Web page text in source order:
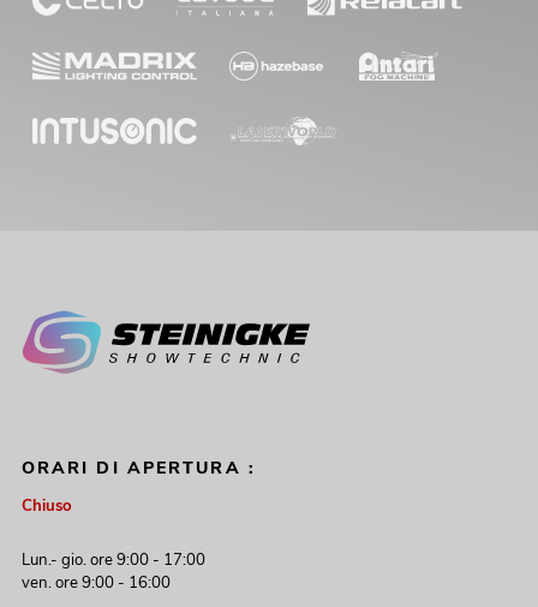
ORARI DI APERTURA :
Chiuso
Lun.- gio. ore 9:00 - 17:00
ven. ore 9:00 - 16:00